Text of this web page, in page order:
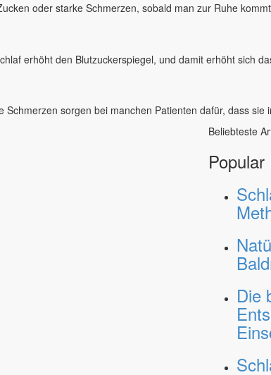
oder starke Schmerzen, sobald man zur Ruhe
erhöht den Blutzuckerspiegel, und damit erhöht sich
sorgen bei manchen Patienten dafür, dass
Beliebteste
Popular
Die